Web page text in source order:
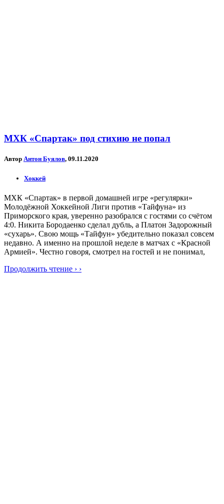
МХК «Спартак» под стихию не попал
Автор Антон Буялов, 09.11.2020
Хоккей
МХК «Спартак» в первой домашней игре «регулярки»
Молодёжной Хоккейной Лиги против «Тайфуна» из
Приморского края, уверенно разобрался с гостями со счётом
4:0. Никита Бородаенко сделал дубль, а Платон Задорожный
«сухарь». Свою мощь «Тайфун» убедительно показал совсем
недавно. А именно на прошлой неделе в матчах с «Красной
Армией». Честно говоря, смотрел на гостей и не понимал,
Продолжить чтение › ›